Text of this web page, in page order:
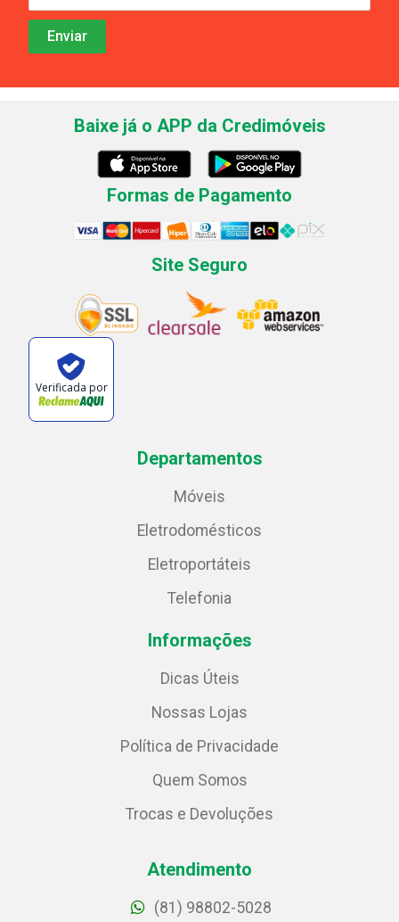
Baixe já o APP da Credimóveis
Formas de Pagamento
Site Seguro
Verificada por
Departamentos
Móveis
Eletrodomésticos
Eletroportáteis
Telefonia
Informações
Dicas Úteis
Nossas Lojas
Política de Privacidade
Quem Somos
Trocas e Devoluções
Atendimento
(81) 98802-5028